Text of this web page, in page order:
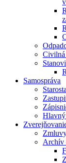
Civilná
Samospráva
Starosta
Archív